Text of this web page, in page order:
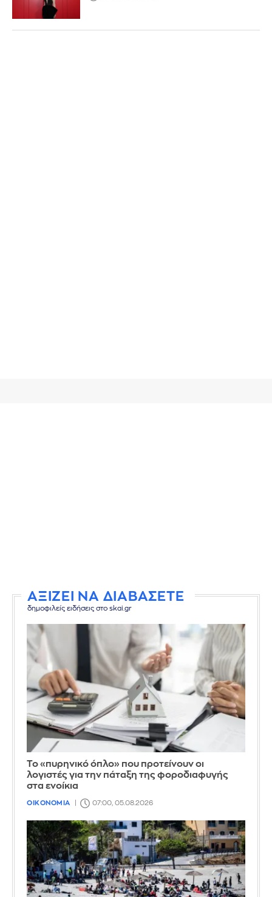
ΑΞΙΖΕΙ ΝΑ ΔΙΑΒΑΣΕΤΕ
δημοφιλείς ειδήσεις στο skai.gr
Το «πυρηνικό όπλο» που προτείνουν οι
λογιστές για την πάταξη της φοροδιαφυγής
στα ενοίκια
ΟΙΚΟΝΟΜΙΑ 07:00, 05.08.2026